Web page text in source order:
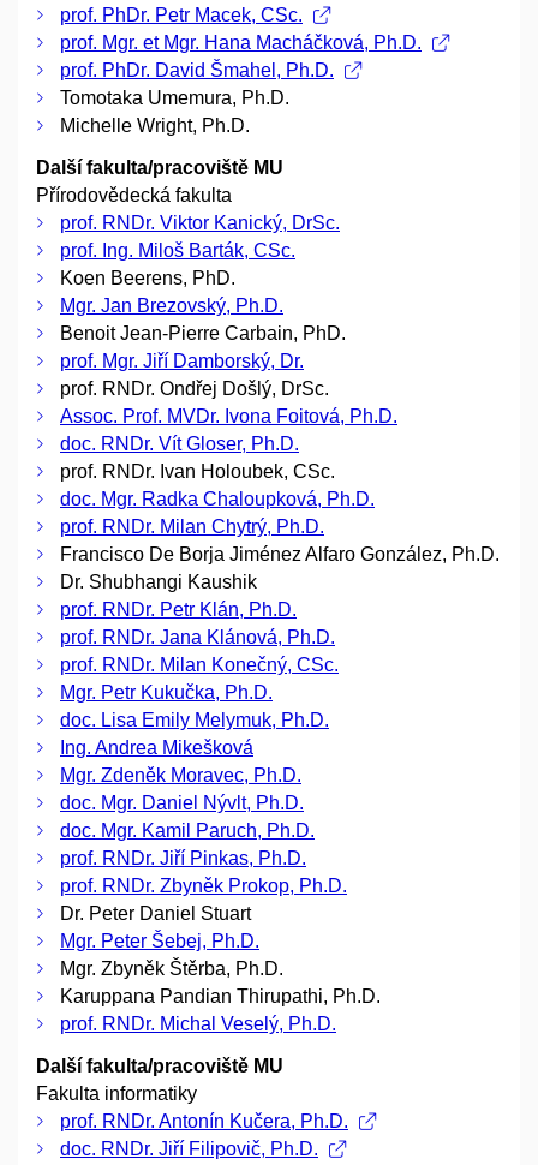
prof. PhDr. Petr Macek, CSc.
prof. Mgr. et Mgr. Hana Macháčková, Ph.D.
prof. PhDr. David Šmahel, Ph.D.
Tomotaka Umemura, Ph.D.
Michelle Wright, Ph.D.
Další fakulta/pracoviště MU
Přírodovědecká fakulta
prof. RNDr. Viktor Kanický, DrSc.
prof. Ing. Miloš Barták, CSc.
Koen Beerens, PhD.
Mgr. Jan Brezovský, Ph.D.
Benoit Jean-Pierre Carbain, PhD.
prof. Mgr. Jiří Damborský, Dr.
prof. RNDr. Ondřej Došlý, DrSc.
Assoc. Prof. MVDr. Ivona Foitová, Ph.D.
doc. RNDr. Vít Gloser, Ph.D.
prof. RNDr. Ivan Holoubek, CSc.
doc. Mgr. Radka Chaloupková, Ph.D.
prof. RNDr. Milan Chytrý, Ph.D.
Francisco De Borja Jiménez Alfaro González, Ph.D.
Dr. Shubhangi Kaushik
prof. RNDr. Petr Klán, Ph.D.
prof. RNDr. Jana Klánová, Ph.D.
prof. RNDr. Milan Konečný, CSc.
Mgr. Petr Kukučka, Ph.D.
doc. Lisa Emily Melymuk, Ph.D.
Ing. Andrea Mikešková
Mgr. Zdeněk Moravec, Ph.D.
doc. Mgr. Daniel Nývlt, Ph.D.
doc. Mgr. Kamil Paruch, Ph.D.
prof. RNDr. Jiří Pinkas, Ph.D.
prof. RNDr. Zbyněk Prokop, Ph.D.
Dr. Peter Daniel Stuart
Mgr. Peter Šebej, Ph.D.
Mgr. Zbyněk Štěrba, Ph.D.
Karuppana Pandian Thirupathi, Ph.D.
prof. RNDr. Michal Veselý, Ph.D.
Další fakulta/pracoviště MU
Fakulta informatiky
prof. RNDr. Antonín Kučera, Ph.D.
doc. RNDr. Jiří Filipovič, Ph.D.